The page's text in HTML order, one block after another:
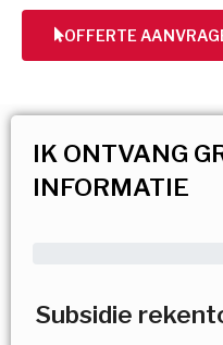
OFFERTE
IK ONTVANG
INFORMATIE
Subsidie